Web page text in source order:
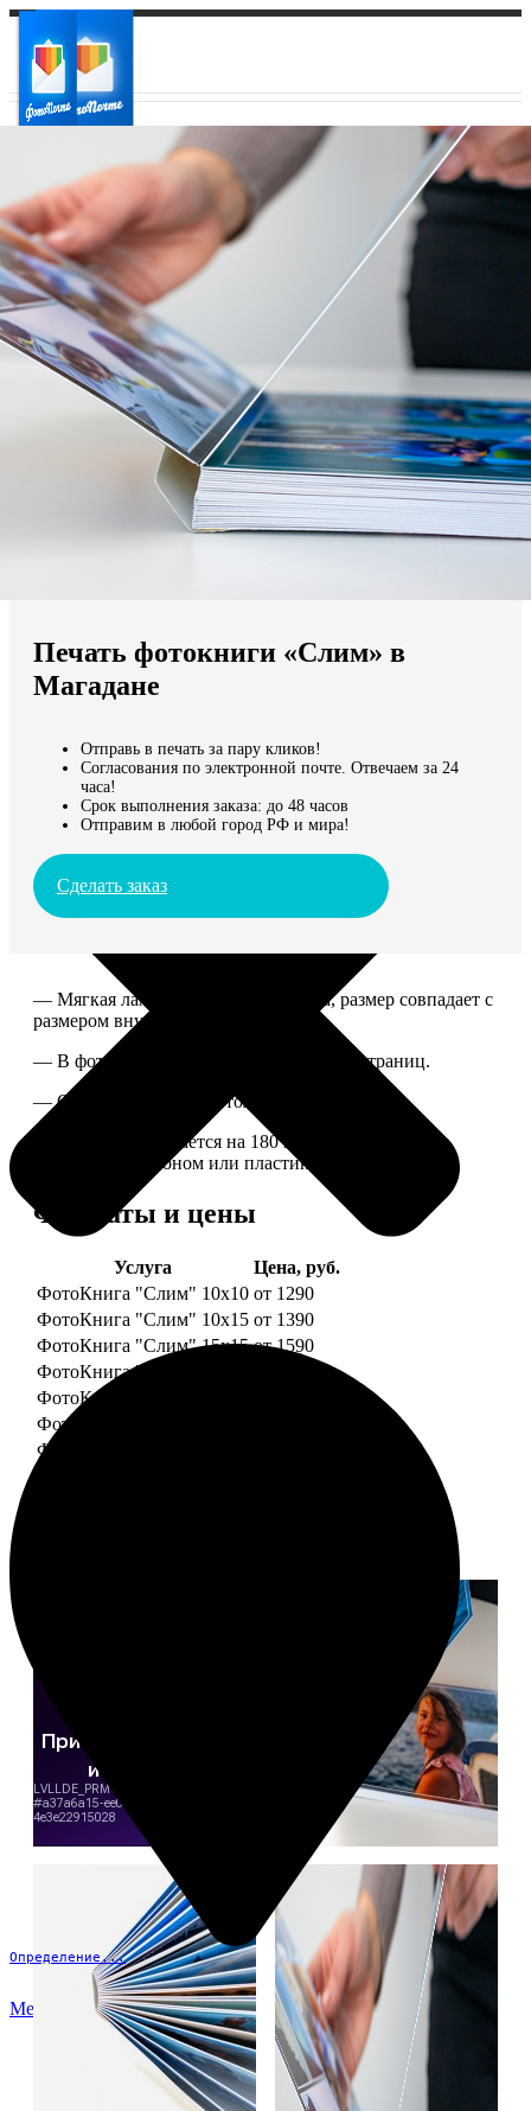
Ваш город:
Ваш регион доставки
Выберите из списка:
Мы доставляем по всему миру
Продолжить без города
Определение...
Меню
Печать фотокниги «Слим» в
Магадане
Отправь в печать за пару кликов!
Согласования по электронной почте. Отвечаем за 24
часа!
Срок выполнения заказа: до 48 часов
Отправим в любой город РФ и мира!
Сделать заказ
— Мягкая ламинированная обложка, размер совпадает с
размером внутреннего блока.
— В фотокниге может быть от 10 до 50 страниц.
— Страницы плотные, толщина 1 мм.
— Книга раскрывается на 180 градусов, развороты
укреплены картоном или пластиком.
Форматы и цены
Услуга
Цена, руб.
ФотоКнига "Слим" 10x10 от 1290
ФотоКнига "Слим" 10x15 от 1390
ФотоКнига "Слим" 15x15 от 1590
ФотоКнига "Слим" 15x20
ФотоКнига "Слим" 20x20
ФотоКнига "Слим" 20x30
ФотоКнига "Слим" 25x25